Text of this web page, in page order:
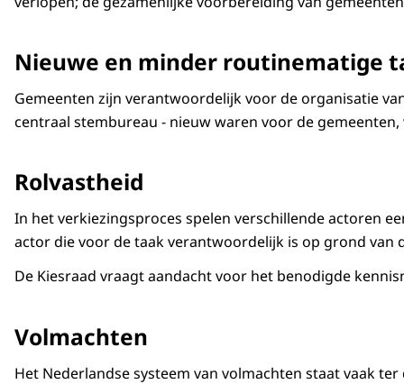
Nieuwe en minder routinematige
Gemeenten zijn verantwoordelijk voor de organisatie
centraal stembureau - nieuw waren voor de
Rolvastheid
In het verkiezingsproces spelen verschillende actoren
actor die voor de taak verantwoordelijk is op grond van
De Kiesraad vraagt aandacht voor het benodigde
Volmachten
Het Nederlandse systeem van volmachten staat vaak